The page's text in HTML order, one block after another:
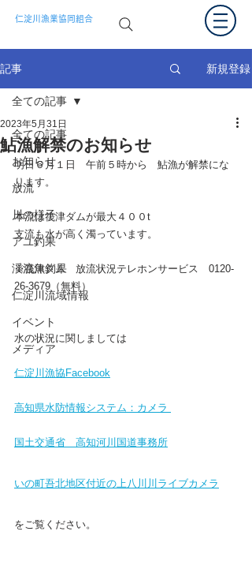
仁淀川漁業協同組合
記事 新規登録
全ての記事
お知らせ
放流
川の様子
アユ釣果
渓流魚釣果
仁淀川流域情報
イベント
メディア
全ての記事
鮎漁解禁のお知らせ
2023年5月31日
明日６月１日　午前５時から　鮎漁が解禁にな
ります。
本流は筏津ダムが最大４００t
支流も水が高く濁っています。
※筏津ダム　放流状況テレホンサービス
​0120-
26-3679（無料）
水の状況に関しましては
仁淀川漁協Facebook
高知県水防情報システム：カメラ
国土交通省　高知河川国道事務所
いの町吾北地区付近の上八川川ライブカメラ
をご覧ください。